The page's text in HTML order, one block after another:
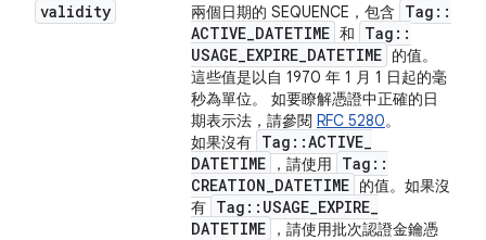
validity 兩個日期的 SEQUENCE，包含 Tag ::
ACTIVE_DATETIME 和 Tag ::
USAGE_EXPIRE_DATETIME 的值。
這些值是以自 1970 年 1 月 1 日起的毫
秒為單位。 如要瞭解憑證中正確的日
期表示法，請參閱 RFC 5280。
如果沒有 Tag ::ACTIVE_
DATETIME
，請使用 Tag ::
CREATION_DATETIME 的值。如果沒
有 Tag :: USAGE_EXPIRE_
DATETIME
，請使用批次認證金鑰憑